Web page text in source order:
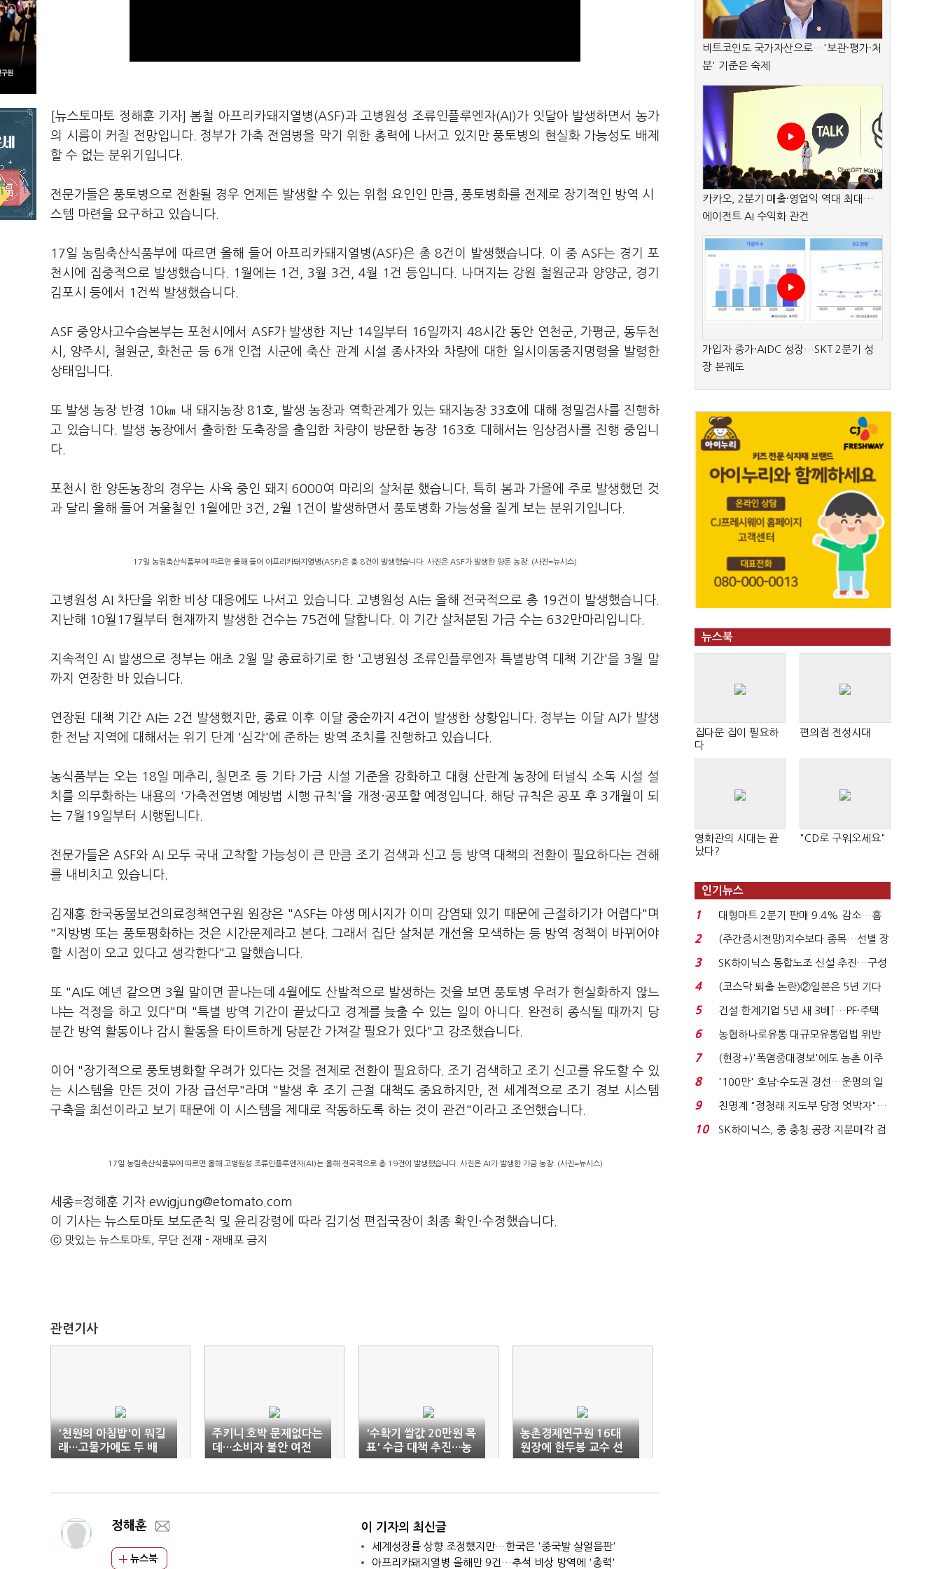
[뉴스토마토 정해훈 기자] 봄철 아프리카돼지열병(ASF)과 고병원성 조류인플루엔자(AI)가 잇달아 발생하면서 농가
의 시름이 커질 전망입니다. 정부가 가축 전염병을 막기 위한 총력에 나서고 있지만 풍토병의 현실화 가능성도 배제
할 수 없는 분위기입니다.
전문가들은 풍토병으로 전환될 경우 언제든 발생할 수 있는 위험 요인인 만큼, 풍토병화를 전제로 장기적인 방역 시
스템 마련을 요구하고 있습니다.
17일 농림축산식품부에 따르면 올해 들어 아프리카돼지열병(ASF)은 총 8건이 발생했습니다. 이 중 ASF는 경기 포
천시에 집중적으로 발생했습니다. 1월에는 1건, 3월 3건, 4월 1건 등입니다. 나머지는 강원 철원군과 양양군, 경기
김포시 등에서 1건씩 발생했습니다.
ASF 중앙사고수습본부는 포천시에서 ASF가 발생한 지난 14일부터 16일까지 48시간 동안 연천군, 가평군, 동두천
시, 양주시, 철원군, 화천군 등 6개 인접 시군에 축산 관계 시설 종사자와 차량에 대한 일시이동중지명령을 발령한
상태입니다.
또 발생 농장 반경 10㎞ 내 돼지농장 81호, 발생 농장과 역학관계가 있는 돼지농장 33호에 대해 정밀검사를 진행하
고 있습니다. 발생 농장에서 출하한 도축장을 출입한 차량이 방문한 농장 163호 대해서는 임상검사를 진행 중입니
다.
포천시 한 양돈농장의 경우는 사육 중인 돼지 6000여 마리의 살처분 했습니다. 특히 봄과 가을에 주로 발생했던 것
과 달리 올해 들어 겨울철인 1월에만 3건, 2월 1건이 발생하면서 풍토병화 가능성을 짙게 보는 분위기입니다.
17일 농림축산식품부에 따르면 올해 들어 아프리카돼지열병(ASF)은 총 8건이 발생했습니다. 사진은 ASF가 발생한 양돈 농장. (사진=뉴시스)
고병원성 AI 차단을 위한 비상 대응에도 나서고 있습니다. 고병원성 AI는 올해 전국적으로 총 19건이 발생했습니다.
지난해 10월17월부터 현재까지 발생한 건수는 75건에 달합니다. 이 기간 살처분된 가금 수는 632만마리입니다.
지속적인 AI 발생으로 정부는 애초 2월 말 종료하기로 한 '고병원성 조류인플루엔자 특별방역 대책 기간'을 3월 말
까지 연장한 바 있습니다.
연장된 대책 기간 AI는 2건 발생했지만, 종료 이후 이달 중순까지 4건이 발생한 상황입니다. 정부는 이달 AI가 발생
한 전남 지역에 대해서는 위기 단계 '심각'에 준하는 방역 조치를 진행하고 있습니다.
농식품부는 오는 18일 메추리, 칠면조 등 기타 가금 시설 기준을 강화하고 대형 산란계 농장에 터널식 소독 시설 설
치를 의무화하는 내용의 '가축전염병 예방법 시행 규칙'을 개정·공포할 예정입니다. 해당 규칙은 공포 후 3개월이 되
는 7월19일부터 시행됩니다.
전문가들은 ASF와 AI 모두 국내 고착할 가능성이 큰 만큼 조기 검색과 신고 등 방역 대책의 전환이 필요하다는 견해
를 내비치고 있습니다.
김재홍 한국동물보건의료정책연구원 원장은 "ASF는 야생 메시지가 이미 감염돼 있기 때문에 근절하기가 어렵다"며
"지방병 또는 풍토평화하는 것은 시간문제라고 본다. 그래서 집단 살처분 개선을 모색하는 등 방역 정책이 바뀌어야
할 시점이 오고 있다고 생각한다"고 말했습니다.
또 "AI도 예년 같으면 3월 말이면 끝나는데 4월에도 산발적으로 발생하는 것을 보면 풍토병 우려가 현실화하지 않느
냐는 걱정을 하고 있다"며 "특별 방역 기간이 끝났다고 경계를 늦출 수 있는 일이 아니다. 완전히 종식될 때까지 당
분간 방역 활동이나 감시 활동을 타이트하게 당분간 가져갈 필요가 있다"고 강조했습니다.
이어 "장기적으로 풍토병화할 우려가 있다는 것을 전제로 전환이 필요하다. 조기 검색하고 조기 신고를 유도할 수 있
는 시스템을 만든 것이 가장 급선무"라며 "발생 후 조기 근절 대책도 중요하지만, 전 세계적으로 조기 경보 시스템
구축을 최선이라고 보기 때문에 이 시스템을 제대로 작동하도록 하는 것이 관건"이라고 조언했습니다.
17일 농림축산식품부에 따르면 올해 고병원성 조류인플루엔자(AI)는 올해 전국적으로 총 19건이 발생했습니다. 사진은 AI가 발생한 가금 농장. (사진=뉴시스)
세종=정해훈 기자 ewigjung@etomato.com
이 기사는 뉴스토마토 보도준칙 및 윤리강령에 따라 김기성 편집국장이 최종 확인·수정했습니다.
ⓒ 맛있는 뉴스토마토, 무단 전재 - 재배포 금지
관련기사
'천원의 아침밥'이 뭐길
래…고물가에도 두 배
늘어난 '학식 열풍'
주키니 호박 문제없다는
데…소비자 불안 여전
'수확기 쌀값 20만원 목
표' 수급 대책 추진…농
업직불금 5조원까지↑
농촌경제연구원 16대
원장에 한두봉 교수 선
임
정해훈
뉴스북
이 기자의 최신글
세계성장률 상향 조정했지만…한국은 '중국발 살얼음판'
아프리카돼지열병 올해만 9건…추석 비상 방역에 '총력'
비트코인도 국가자산으로…'보관·평가·처
분' 기준은 숙제
카카오, 2분기 매출·영업익 역대 최대…
에이전트 AI 수익화 관건
가입자 증가·AIDC 성장…SKT 2분기 성
장 본궤도
뉴스북
집다운 집이 필요하
다
편의점 전성시대
영화관의 시대는 끝
났다?
"CD로 구워오세요"
인기뉴스
1
대형마트 2분기 판매 9.4% 감소…홈
플러스 사태 여파...
2
(주간증시전망)지수보다 종목…선별 장
세 이어진다...
3
SK하이닉스 통합노조 신설 추진…구성
원 간 성과급 불...
4
(코스닥 퇴출 논란)②일본은 5년 기다
려주는데 우리는 ...
5
건설 한계기업 5년 새 3배↑…PF·주택
침체에 재무 ...
6
농협하나로유통 대규모유통업법 위반
적발…공정위, 과...
7
(현장+)'폭염중대경보'에도 농촌 이주
노동자는 강행군…'야...
8
'100만' 호남·수도권 경선…운명의 일
주일
9
친명계 "정청래 지도부 당정 엇박자"…
친청계 "신천지 오...
10
SK하이닉스, 중 충칭 공장 지분매각 검